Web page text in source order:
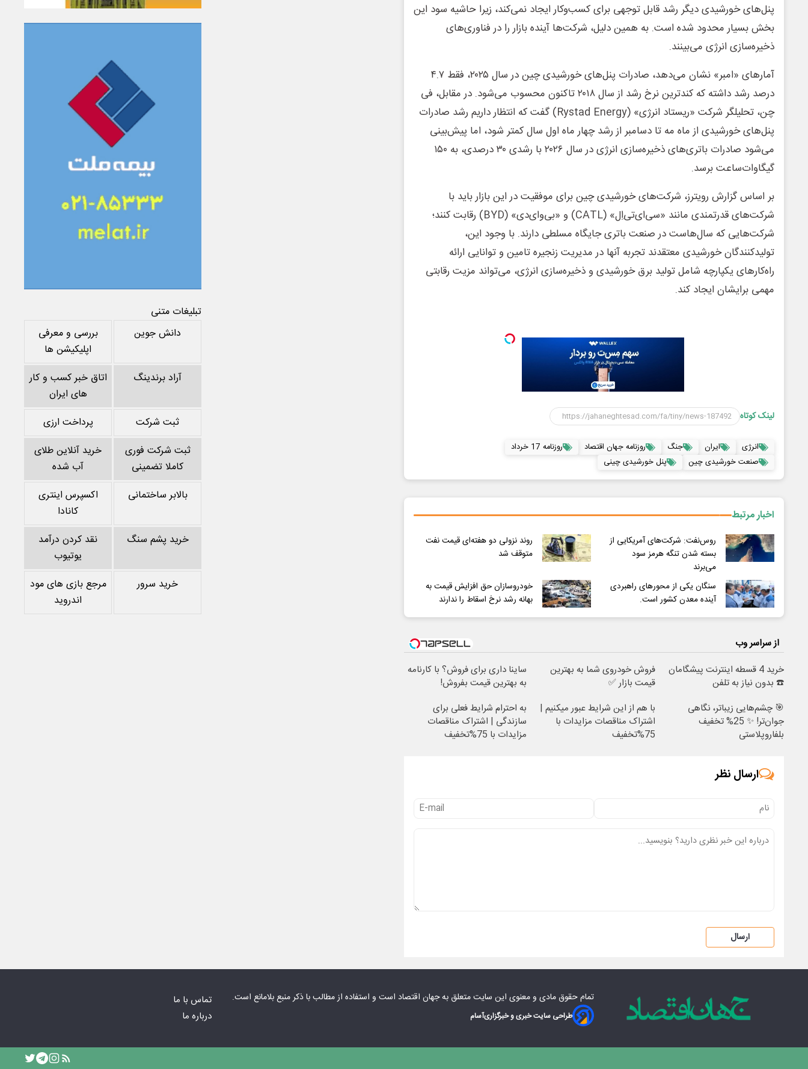
پنل‌های خورشیدی دیگر رشد قابل توجهی برای کسب‌وکار ایجاد نمی‌کند، زیرا حاشیه سود این
بخش بسیار محدود شده است. به همین دلیل، شرکت‌ها آینده بازار را در فناوری‌های
ذخیره‌سازی انرژی می‌بینند.
آمارهای «امبر» نشان می‌دهد، صادرات پنل‌های خورشیدی چین در سال ۲۰۲۵، فقط ۴.۷
درصد رشد داشته که کندترین نرخ رشد از سال ۲۰۱۸ تاکنون محسوب می‌شود. در مقابل، فی
چن، تحلیلگر شرکت «ریستاد انرژی» (Rystad Energy) گفت که انتظار داریم رشد صادرات
پنل‌های خورشیدی از ماه مه تا دسامبر از رشد چهار ماه اول سال کمتر شود، اما پیش‌بینی
می‌شود صادرات باتری‌های ذخیره‌سازی انرژی در سال ۲۰۲۶ با رشدی ۳۰ درصدی، به ۱۵۰
گیگاوات‌ساعت برسد.
بر اساس گزارش رویترز، شرکت‌های خورشیدی چین برای موفقیت در این بازار باید با
شرکت‌های قدرتمندی مانند «سی‌ای‌تی‌اِل» (CATL) و «بی‌وای‌دی» (BYD) رقابت کنند؛
شرکت‌هایی که سال‌هاست در صنعت باتری جایگاه مسلطی دارند. با وجود این،
تولیدکنندگان خورشیدی معتقدند تجربه آنها در مدیریت زنجیره تامین و توانایی ارائه
راه‌کارهای یکپارچه شامل تولید برق خورشیدی و ذخیره‌سازی انرژی، می‌تواند مزیت رقابتی
مهمی برایشان ایجاد کند.
لینک کوتاه
انرژی ایران جنگ روزنامه جهان اقتصاد
روزنامه 17 خرداد
صنعت خورشیدی چین
پنل خورشیدی چینی
اخبار مرتبط
روس‌نفت: شرکت‌های آمریکایی از
بسته شدن تنگه هرمز سود
می‌برند
روند نزولی دو هفته‌ای قیمت نفت
متوقف شد
سنگان یکی از محورهای راهبردی
آینده معدن کشور است.
خودروسازان حق افزایش قیمت به
بهانه رشد نرخ اسقاط را ندارند
از سراسر وب
خرید 4 قسطه اینترنت پیشگامان
☎️ بدون نیاز به تلفن
فروش خودروی شما به بهترین
قیمت بازار ✅
ساینا داری برای فروش؟ با کارنامه
به بهترین قیمت بفروش!
🎯 چشم‌هایی زیباتر، نگاهی
جوان‌تر! ✨ 25% تخفیف
بلفاروپلاستی
با هم از این شرایط عبور میکنیم |
اشتراک مناقصات مزایدات با
75%تخفیف
به احترام شرایط فعلی برای
سازندگی | اشتراک مناقصات
مزایدات با 75%تخفیف
ارسال نظر
ارسال
تبلیغات متنی
دانش جوین
بررسی و معرفی
اپلیکیشن ها
آراد برندینگ
اتاق خبر کسب و کار
های ایران
ثبت شرکت
پرداخت ارزی
ثبت شرکت فوری
کاملا تضمینی
خرید آنلاین طلای
آب شده
بالابر ساختمانی
اکسپرس اینتری
کانادا
خرید پشم سنگ
نقد کردن درآمد
یوتیوب
خرید سرور
مرجع بازی های مود
اندروید
تمام حقوق مادی‌ و معنوی این سایت متعلق بهجهان اقتصاد است و استفاده از مطالب با ذکر منبع بلامانع است.
طراحی سایت خبری و خبرگزاریآسام
تماس با ما
درباره ما